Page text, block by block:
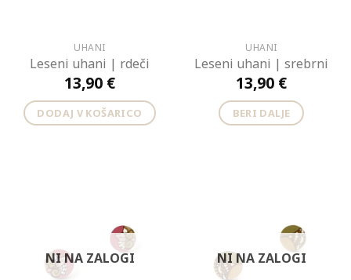
UHANI
Leseni uhani | rdeči
13,90 €
DODAJ V KOŠARICO
UHANI
Leseni uhani | srebrni
13,90 €
BERI DALJE
NI NA ZALOGI NI NA ZALOGI